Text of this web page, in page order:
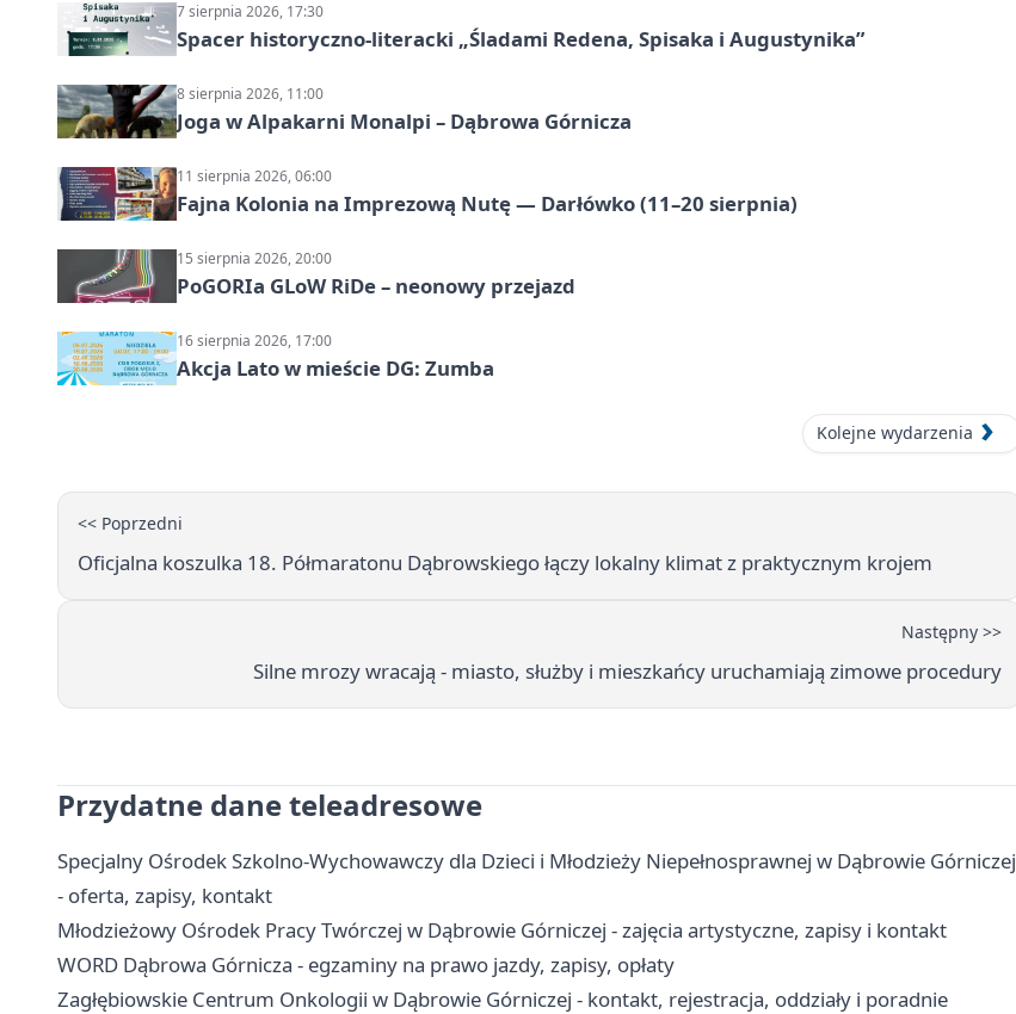
7 sierpnia 2026, 17:30
Spacer historyczno-literacki „Śladami Redena, Spisaka i Augustynika”
8 sierpnia 2026, 11:00
Joga w Alpakarni Monalpi – Dąbrowa Górnicza
11 sierpnia 2026, 06:00
Fajna Kolonia na Imprezową Nutę — Darłówko (11–20 sierpnia)
15 sierpnia 2026, 20:00
PoGORIa GLoW RiDe – neonowy przejazd
16 sierpnia 2026, 17:00
Akcja Lato w mieście DG: Zumba
Kolejne wydarzenia
<< Poprzedni
Oficjalna koszulka 18. Półmaratonu Dąbrowskiego łączy lokalny klimat z praktycznym krojem
Następny >>
Silne mrozy wracają - miasto, służby i mieszkańcy uruchamiają zimowe procedury
Przydatne dane teleadresowe
Specjalny Ośrodek Szkolno-Wychowawczy dla Dzieci i Młodzieży Niepełnosprawnej w Dąbrowie Górniczej
- oferta, zapisy, kontakt
Młodzieżowy Ośrodek Pracy Twórczej w Dąbrowie Górniczej - zajęcia artystyczne, zapisy i kontakt
WORD Dąbrowa Górnicza - egzaminy na prawo jazdy, zapisy, opłaty
Zagłębiowskie Centrum Onkologii w Dąbrowie Górniczej - kontakt, rejestracja, oddziały i poradnie